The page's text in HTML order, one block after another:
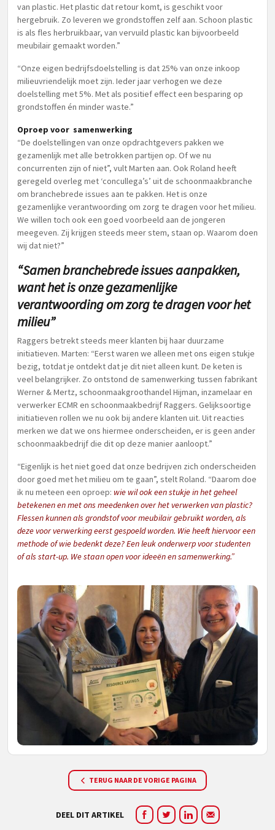
van plastic. Het plastic dat retour komt, is geschikt voor
hergebruik. Zo leveren we grondstoffen zelf aan. Schoon plastic
is als fles herbruikbaar, van vervuild plastic kan bijvoorbeeld
meubilair gemaakt worden.”
“Onze eigen bedrijfsdoelstelling is dat 25% van onze inkoop
milieuvriendelijk moet zijn. Ieder jaar verhogen we deze
doelstelling met 5%. Met als positief effect een besparing op
grondstoffen én minder waste.”
Oproep voor samenwerking
“De doelstellingen van onze opdrachtgevers pakken we
gezamenlijk met alle betrokken partijen op. Of we nu
concurrenten zijn of niet”, vult Marten aan. Ook Roland heeft
geregeld overleg met ‘concullega’s’ uit de schoonmaakbranche
om branchebrede issues aan te pakken. Het is onze
gezamenlijke verantwoording om zorg te dragen voor het milieu.
We willen toch ook een goed voorbeeld aan de jongeren
meegeven. Zij krijgen steeds meer stem, staan op. Waarom doen
wij dat niet?”
“Samen branchebrede issues aanpakken,
want het is onze gezamenlijke
verantwoording om zorg te dragen voor het
milieu”
Raggers betrekt steeds meer klanten bij haar duurzame
initiatieven. Marten: “Eerst waren we alleen met ons eigen stukje
bezig, totdat je ontdekt dat je dit niet alleen kunt. De keten is
veel belangrijker. Zo ontstond de samenwerking tussen fabrikant
Werner & Mertz, schoonmaakgroothandel Hijman, inzamelaar en
verwerker ECMR en schoonmaakbedrijf Raggers. Gelijksoortige
initiatieven rollen we nu ook bij andere klanten uit. Uit reacties
merken we dat we ons hiermee onderscheiden, er is geen ander
schoonmaakbedrijf die dit op deze manier aanloopt.”
“Eigenlijk is het niet goed dat onze bedrijven zich onderscheiden
door goed met het milieu om te gaan”, stelt Roland. “Daarom doe
ik nu meteen een oproep: wie wil ook een stukje in het geheel
betekenen en met ons meedenken over het verwerken van plastic?
Flessen kunnen als grondstof voor meubilair gebruikt worden, als
deze voor verwerking eerst gespoeld worden. Wie heeft hiervoor een
methode of wie bedenkt deze? Een leuk onderwerp voor studenten
of als start-up. We staan open voor ideeën en samenwerking.”
TERUG NAAR DE VORIGE PAGINA
DEEL DIT ARTIKEL